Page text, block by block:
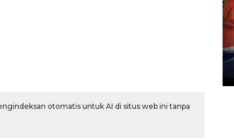
otomatis untuk AI di situs web ini tanpa